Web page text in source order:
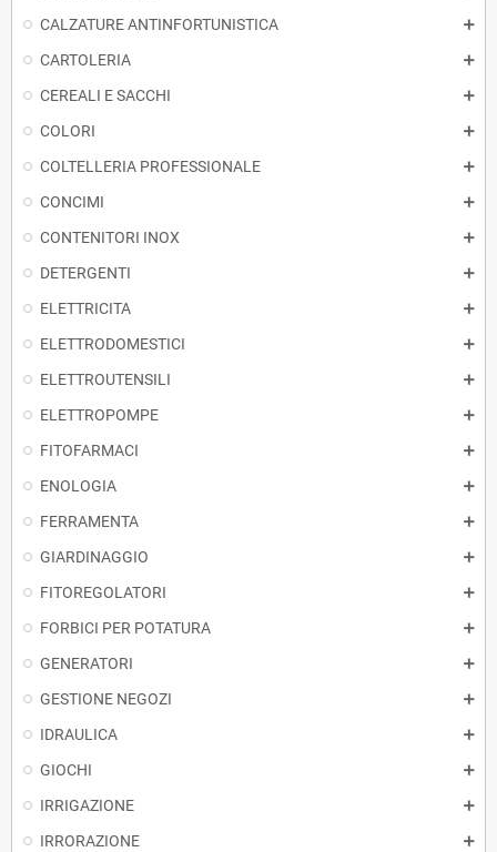
CALZATURE ANTINFORTUNISTICA
CARTOLERIA
CEREALI E SACCHI
COLORI
COLTELLERIA PROFESSIONALE
CONCIMI
CONTENITORI INOX
DETERGENTI
ELETTRICITA
ELETTRODOMESTICI
ELETTROUTENSILI
ELETTROPOMPE
FITOFARMACI
ENOLOGIA
FERRAMENTA
GIARDINAGGIO
FITOREGOLATORI
FORBICI PER POTATURA
GENERATORI
GESTIONE NEGOZI
IDRAULICA
GIOCHI
IRRIGAZIONE
IRRORAZIONE